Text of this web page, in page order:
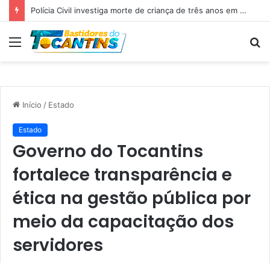
Professora Dorinha lidera disputa pelo Governo do Tocantins com 37,4% das intenções de voto, aponta pesquisa
Menu
Início / Estado
Estado
Governo do Tocantins
fortalece transparência e
ética na gestão pública por
meio da capacitação dos
servidores